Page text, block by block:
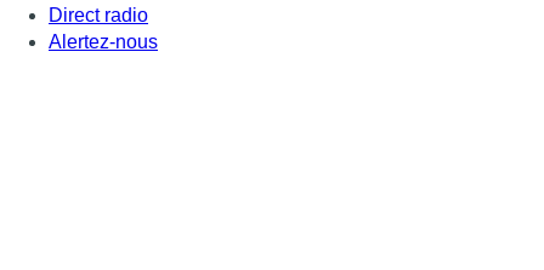
Direct radio
Alertez-nous